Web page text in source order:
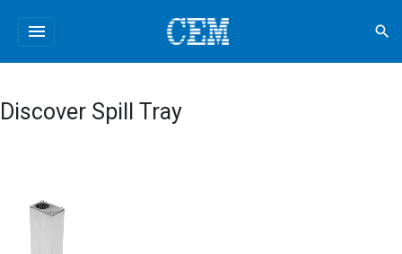
menu search
Discover Spill Tray